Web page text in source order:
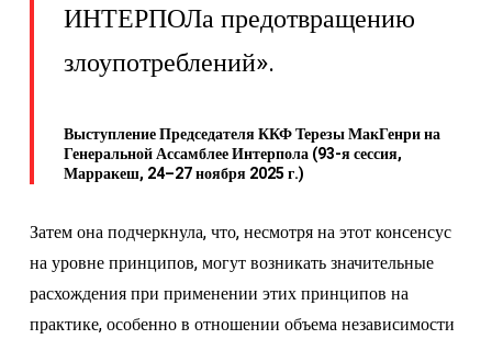
ИНТЕРПОЛа предотвращению
злоупотреблений».
Выступление Председателя ККФ Терезы МакГенри на
Генеральной Ассамблее Интерпола (93-я сессия,
Марракеш, 24–27 ноября 2025 г.)
Затем она подчеркнула, что, несмотря на этот консенсус
на уровне принципов, могут возникать значительные
расхождения при применении этих принципов на
практике, особенно в отношении объема независимости